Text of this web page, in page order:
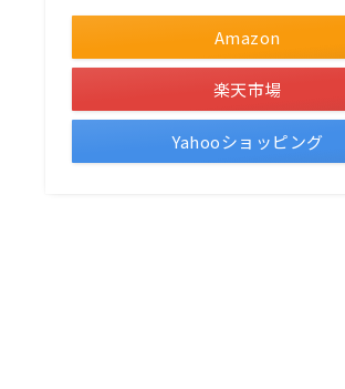
Amazon
楽天市場
Yahooショッピング